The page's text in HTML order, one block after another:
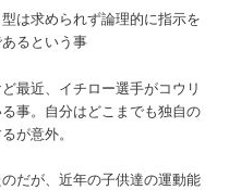
は求められず論理的に指示を
るという事
最近、イチロー選手がコウリ
事。自分はどこまでも独自の
が意外。
だが、近年の子供達の運動能